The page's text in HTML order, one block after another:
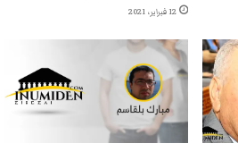
12 فبراير، 2021